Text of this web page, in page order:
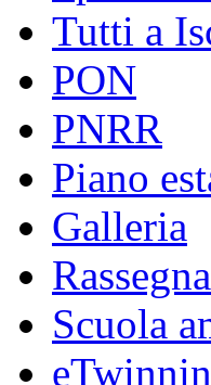
Tutti a
PON
PNRR
Piano
Galleria
Scuola